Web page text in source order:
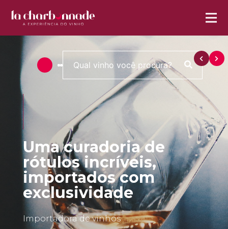
Uma curadoria de
rótulos incríveis,
importados com
exclusividade
Importadora de vinhos